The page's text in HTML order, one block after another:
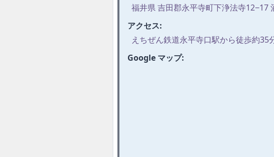
福井県 吉田郡永平寺町下浄法寺12−17
アクセス:
えちぜん鉄道永平寺口駅から徒歩約35
Google マップ: